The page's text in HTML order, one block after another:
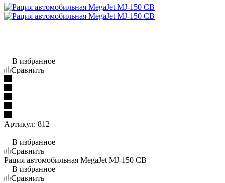
В избранное
Сравнить
Артикул: 812
В избранное
Сравнить
Рация автомобильная MegaJet MJ-150 СВ
В избранное
Сравнить